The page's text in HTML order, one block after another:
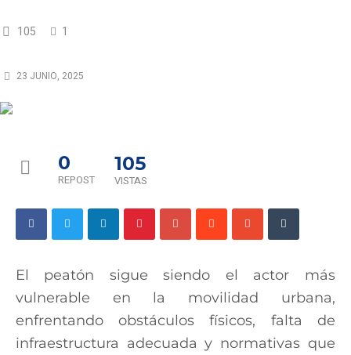
105 1
23 JUNIO, 2025
0
REPOST
105
VISTAS
El peatón sigue siendo el actor más
vulnerable en la movilidad urbana,
enfrentando obstáculos físicos, falta de
infraestructura adecuada y normativas que